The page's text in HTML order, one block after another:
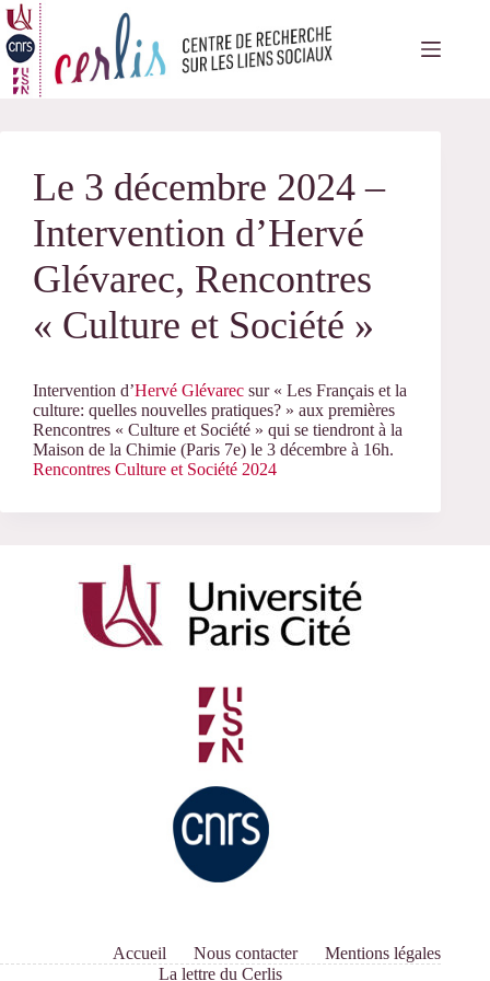
Passer
au
contenu
Le 3 décembre 2024 –
Intervention d’Hervé
Glévarec, Rencontres
« Culture et Société »
Intervention d’Hervé Glévarec sur « Les Français et la
culture: quelles nouvelles pratiques? » aux premières
Rencontres « Culture et Société » qui se tiendront à la
Maison de la Chimie (Paris 7e) le 3 décembre à 16h.
Rencontres Culture et Société 2024
Accueil Nous contacter
Mentions légales
La lettre du Cerlis